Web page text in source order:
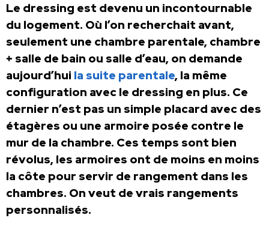
Le dressing est devenu un incontournable
du logement. Où l’on recherchait avant,
seulement une chambre parentale, chambre
+ salle de bain ou salle d’eau, on demande
aujourd’hui la suite parentale, la même
configuration avec le dressing en plus. Ce
dernier n’est pas un simple placard avec des
étagères ou une armoire posée contre le
mur de la chambre. Ces temps sont bien
révolus, les armoires ont de moins en moins
la côte pour servir de rangement dans les
chambres. On veut de vrais rangements
personnalisés.